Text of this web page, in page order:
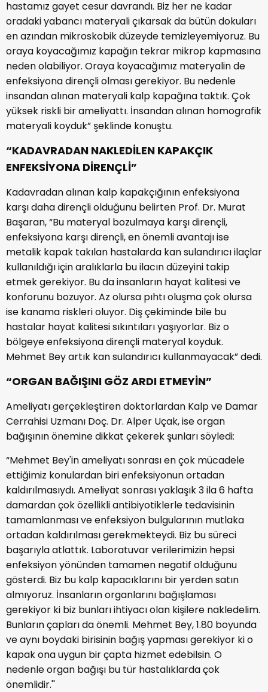
hastamız gayet cesur davrandı. Biz her ne kadar
oradaki yabancı materyali çıkarsak da bütün dokuları
en azından mikroskobik düzeyde temizleyemiyoruz. Bu
oraya koyacağımız kapağın tekrar mikrop kapmasına
neden olabiliyor. Oraya koyacağımız materyalin de
enfeksiyona dirençli olması gerekiyor. Bu nedenle
insandan alınan materyali kalp kapağına taktık. Çok
yüksek riskli bir ameliyattı. İnsandan alınan homografik
materyali koyduk” şeklinde konuştu.
“KADAVRADAN NAKLEDİLEN KAPAKÇIK
ENFEKSİYONA DİRENÇLİ”
Kadavradan alınan kalp kapakçığının enfeksiyona
karşı daha dirençli olduğunu belirten Prof. Dr. Murat
Başaran, “Bu materyal bozulmaya karşı dirençli,
enfeksiyona karşı dirençli, en önemli avantajı ise
metalik kapak takılan hastalarda kan sulandırıcı ilaçlar
kullanıldığı için aralıklarla bu ilacın düzeyini takip
etmek gerekiyor. Bu da insanların hayat kalitesi ve
konforunu bozuyor. Az olursa pıhtı oluşma çok olursa
ise kanama riskleri oluyor. Diş çekiminde bile bu
hastalar hayat kalitesi sıkıntıları yaşıyorlar. Biz o
bölgeye enfeksiyona dirençli materyal koyduk.
Mehmet Bey artık kan sulandırıcı kullanmayacak” dedi.
“ORGAN BAĞIŞINI GÖZ ARDI ETMEYİN”
Ameliyatı gerçekleştiren doktorlardan Kalp ve Damar
Cerrahisi Uzmanı Doç. Dr. Alper Uçak, ise organ
bağışının önemine dikkat çekerek şunları söyledi:
“Mehmet Bey'in ameliyatı sonrası en çok mücadele
ettiğimiz konulardan biri enfeksiyonun ortadan
kaldırılmasıydı. Ameliyat sonrası yaklaşık 3 ila 6 hafta
damardan çok özellikli antibiyotiklerle tedavisinin
tamamlanması ve enfeksiyon bulgularının mutlaka
ortadan kaldırılması gerekmekteydi. Biz bu süreci
başarıyla atlattık. Laboratuvar verilerimizin hepsi
enfeksiyon yönünden tamamen negatif olduğunu
gösterdi. Biz bu kalp kapacıklarını bir yerden satın
almıyoruz. İnsanların organlarını bağışlaması
gerekiyor ki biz bunları ihtiyacı olan kişilere nakledelim.
Bunların çapları da önemli. Mehmet Bey, 1.80 boyunda
ve aynı boydaki birisinin bağış yapması gerekiyor ki o
kapak ona uygun bir çapta hizmet edebilsin. O
nedenle organ bağışı bu tür hastalıklarda çok
önemlidir.''